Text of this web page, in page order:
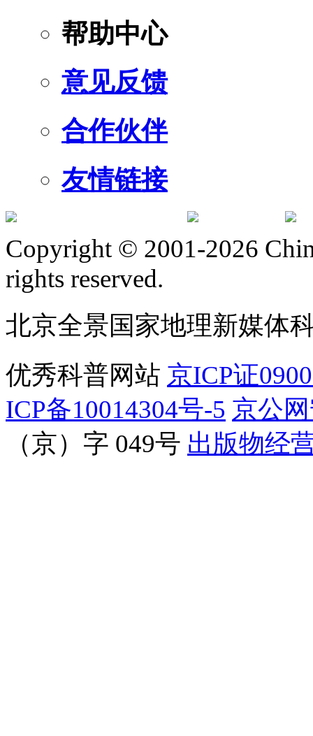
帮助中心
意见反馈
合作伙伴
友情链接
Copyright © 2001-2026
rights reserved.
北京全景国家地理新媒体
优秀科普网站 京ICP证
ICP备10014304号-5 京公
（京）字 049号 出版物经